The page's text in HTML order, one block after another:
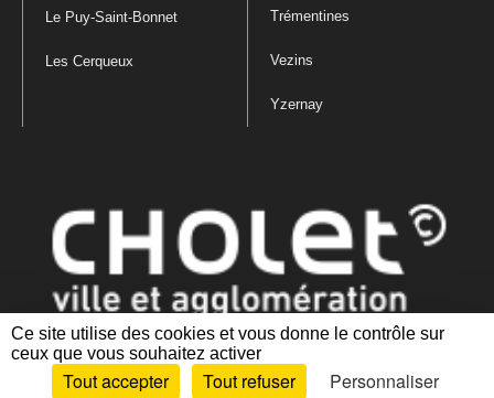
Ce site utilise des cookies et vous donne le contrôle sur
ceux que vous souhaitez activer
Tout accepter Tout refuser Personnaliser
Le Puy-Saint-Bonnet
Les Cerqueux
Trémentines
Vezins
Yzernay
Mentions légales|Politique de confidentialité
des cookies |Plan du site Accessibilité : partiellement conforme